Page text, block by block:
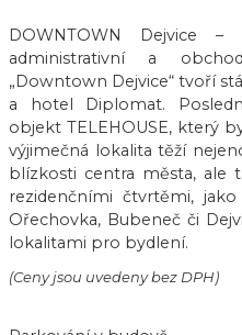
DOWNTOWN Dejvice
administrativní a
„Downtown Dejvice“ tvoří
a hotel Diplomat.
objekt TELEHOUSE, který
výjimečná lokalita těží
blízkosti centra města, ale
rezidenčními čtvrtěmi, jako
Ořechovka, Bubeneč či
lokalitami pro bydlení.
(Ceny jsou uvedeny bez DPH)